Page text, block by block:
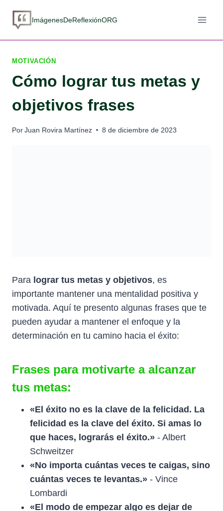
ImágenesDeReflexiónORG
MOTIVACIÓN
Cómo lograr tus metas y
objetivos frases
PorJuan Rovira Martínez 8 de diciembre de 2023
Para lograr tus metas y objetivos, es
importante mantener una mentalidad positiva y
motivada. Aquí te presento algunas frases que te
pueden ayudar a mantener el enfoque y la
determinación en tu camino hacia el éxito:
Frases para motivarte a alcanzar
tus metas:
«El éxito no es la clave de la felicidad. La
felicidad es la clave del éxito. Si amas lo
que haces, lograrás el éxito.» - Albert
Schweitzer
«No importa cuántas veces te caigas, sino
cuántas veces te levantas.» - Vince
Lombardi
«El modo de empezar algo es dejar de